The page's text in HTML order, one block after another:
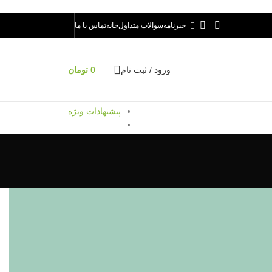
خبرنامهسوالات متداولخانهتماس با ما
ورود / ثبت نام 0 تومان
پیشنهادات ویژه